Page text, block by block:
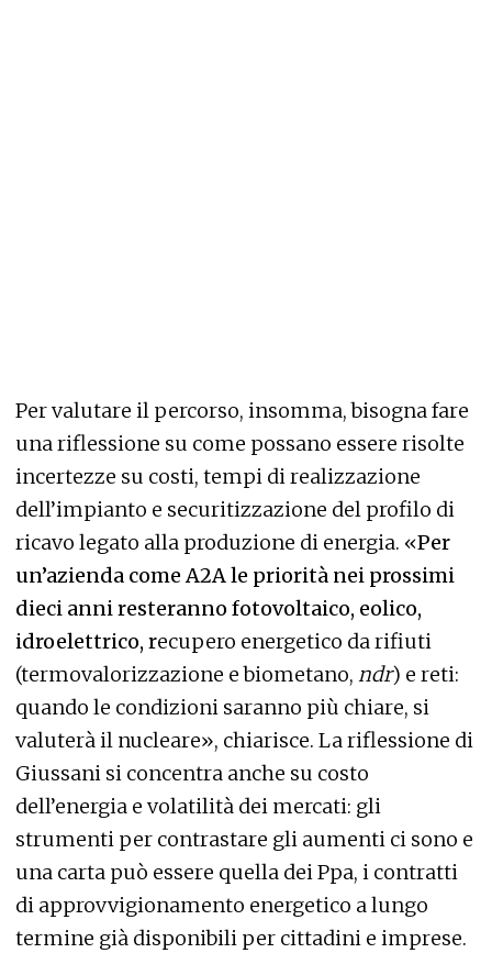
Per valutare il percorso, insomma, bisogna fare
una riflessione su come possano essere risolte
incertezze su costi, tempi di realizzazione
dell’impianto e securitizzazione del profilo di
ricavo legato alla produzione di energia. «Per
un’azienda come A2A le priorità nei prossimi
dieci anni resteranno fotovoltaico, eolico,
idroelettrico, recupero energetico da rifiuti
(termovalorizzazione e biometano, ndr) e reti:
quando le condizioni saranno più chiare, si
valuterà il nucleare», chiarisce. La riflessione di
Giussani si concentra anche su costo
dell’energia e volatilità dei mercati: gli
strumenti per contrastare gli aumenti ci sono e
una carta può essere quella dei Ppa, i contratti
di approvvigionamento energetico a lungo
termine già disponibili per cittadini e imprese.